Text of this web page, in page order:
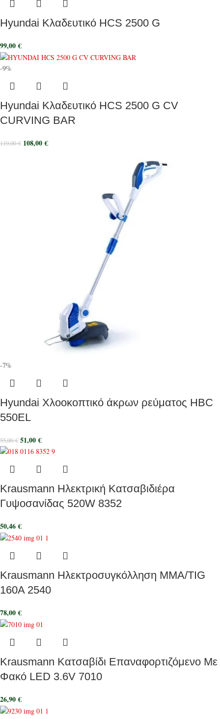
Hyundai Κλαδευτικό HCS 2500 G
99,00€
-9%
Hyundai Κλαδευτικό HCS 2500 G CV
CURVING BAR
119,00€ 108,00€
-7%
Hyundai Χλοοκοπτικό άκρων ρεύματος HBC
550EL
55,00€ 51,00€
Krausmann Ηλεκτρική Κατσαβιδιέρα
Γυψοσανίδας 520W 8352
50,46€
Krausmann Ηλεκτροσυγκόλληση MMA/TIG
160A 2540
78,00€
Krausmann Κατσαβίδι Επαναφορτιζόμενο Με
Φακό LED 3.6V 7010
26,90€